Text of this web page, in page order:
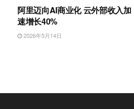
阿里迈向AI商业化 云外部收入加
速增长40%
2026年5月14日